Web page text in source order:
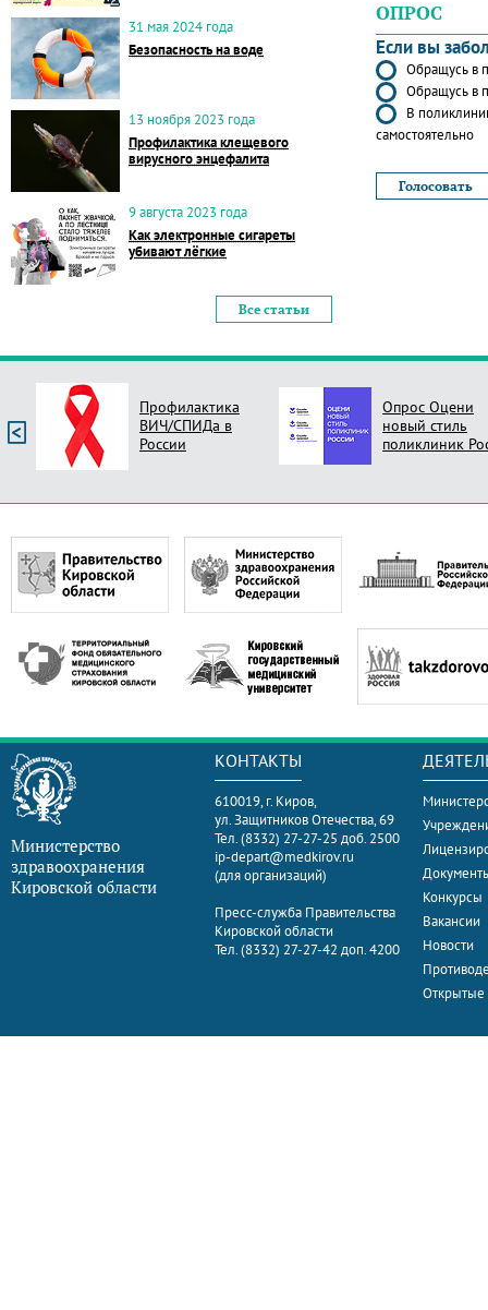
31 мая 2024 года
Безопасность на воде
13 ноября 2023 года
Профилактика клещевого
вирусного энцефалита
9 августа 2023 года
Как электронные сигареты
убивают лёгкие
Все статьи
ОПРОС
Если вы
Обращусь в
Обращусь в
В
самостоятельно
Профилактика
ВИЧ/СПИДа в
России
Опрос Оцени
новый стиль
поликлиник
Министерство
здравоохранения
Кировской области
КОНТАКТЫ
610019, г. Киров,
ул. Защитников Отечества, 69
Тел. (8332) 27-27-25 доб. 2500
ip-depart@medkirov.ru
(для организаций)
Пресс-служба Правительства
Кировской области
Тел. (8332) 27-27-42 доп. 4200
Конкурсы
Вакансии
Новости